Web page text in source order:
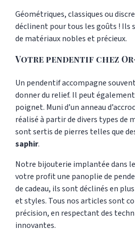
Géométriques, classiques ou
déclinent pour tous les goûts ! Ils
de matériaux nobles et précieux.
Votre pendentif chez Or-
Un pendentif accompagne
donner du relief. Il peut
poignet. Muni d’un anneau
réalisé à partir de divers types de
sont sertis de pierres telles que
saphir.
Notre bijouterie implantée dans
votre profit une panoplie de
de cadeau, ils sont déclinés en
et styles. Tous nos articles sont
précision, en respectant des
innovantes.